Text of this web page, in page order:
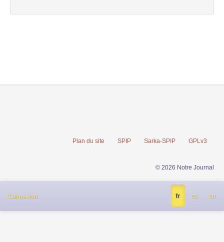
Plan du site SPIP Sarka-SPIP GPLv3
© 2026 Notre Journal
Connexion fr es en